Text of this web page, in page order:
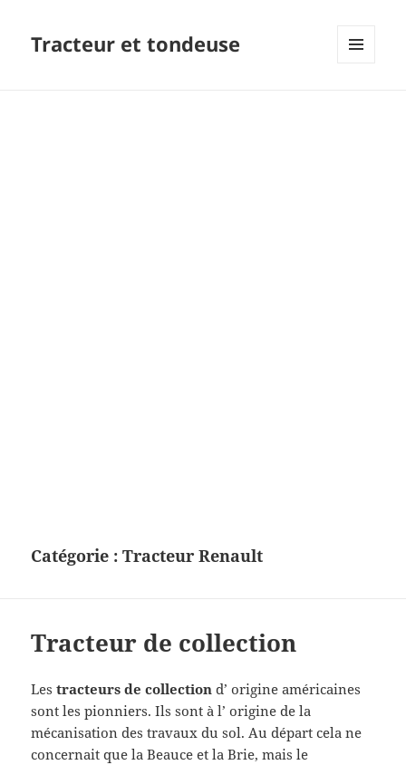
Tracteur et tondeuse
Catégorie :Tracteur Renault
Tracteur de collection
Lestracteurs de collection d’ origine américaines
sont les pionniers. Ils sont à l’ origine de la
mécanisation des travaux du sol. Au départ cela ne
concernait que la Beauce et la Brie, mais le